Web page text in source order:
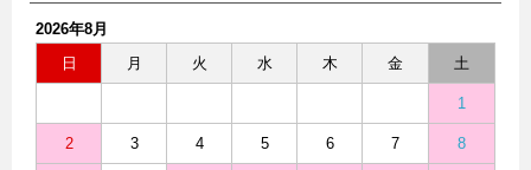
2026年8月
日
月 火 水 木 金 土
1
2 3 4 5 6 7 8